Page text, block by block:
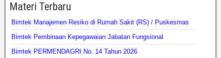
Materi Terbaru
Bimtek Manajemen Resiko di Rumah Sakit (RS) / Puskesmas
Bimtek Pembinaan Kepegawaian Jabatan Fungsional
Bimtek PERMENDAGRI No. 14 Tahun 2026